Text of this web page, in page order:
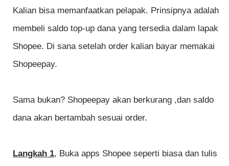
Kalian bisa memanfaatkan pelapak. Prinsipnya adalah
membeli saldo top-up dana yang tersedia dalam lapak
Shopee. Di sana setelah order kalian bayar memakai
Shopeepay.
Sama bukan? Shopeepay akan berkurang ,dan saldo
dana akan bertambah sesuai order.
Langkah 1, Buka apps Shopee seperti biasa dan tulis